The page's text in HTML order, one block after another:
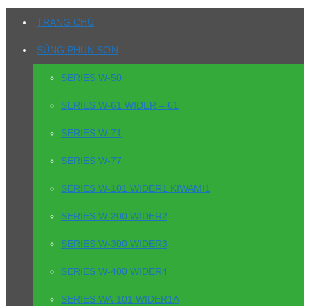
TRANG CHỦ
SÚNG PHUN SƠN
SERIES W-50
SERIES W-61 WIDER – 61
SERIES W-71
SERIES W-77
SERIES W-101 WIDER1 KIWAMI1
SERIES W-200 WIDER2
SERIES W-300 WIDER3
SERIES W-400 WIDER4
SERIES WA-101 WIDER1A